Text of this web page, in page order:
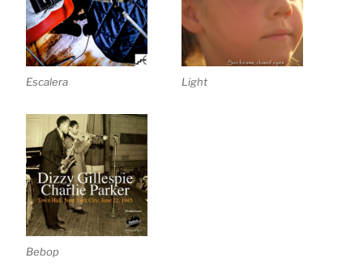
Escalera Light
Bebop